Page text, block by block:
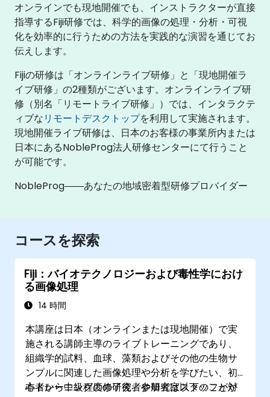
オンラインでも現地開催でも、インストラクターが直接
指導するFiji研修では、科学的画像の処理・分析・可視
化を効率的に行うための方法を実践的な演習を通じてお
伝えします。
Fijiの研修は「オンラインライブ研修」と「現地開催ラ
イブ研修」の2種類がございます。オンラインライブ研
修（別名「リモートライブ研修」）では、インタラクテ
ィブなリモートデスクトップを利用して実施されます。
現地開催ライブ研修は、日本のお客様の事業所内または
日本にあるNobleProg法人研修センターにて行うこと
が可能です。
NobleProg――あなたの地域密着型研修プロバイダー
コースを探索
Fiji：バイオテクノロジーおよび毒性学におけ
る画像処理
14 時間
本講座は日本（オンラインまたは現地開催）で実
施される講師主導のライブトレーニングであり、
組織学的試料、血球、藻類およびその他の生物サ
ンプルに関連した画像処理や分析を学びたい、初
心者から中級程度の研究者や研究室スタッフが対
本トレーニングの修了後、参加者は以下のことが